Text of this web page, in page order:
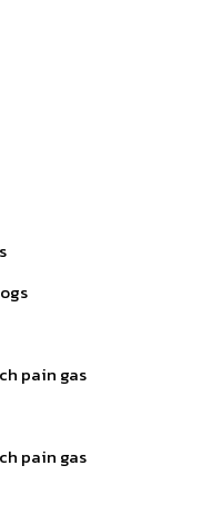
pain gas
pain gas